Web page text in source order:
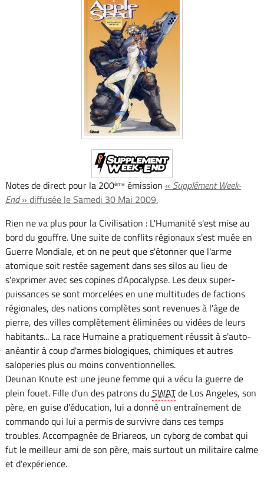
Notes de direct pour la 200èmeémission « Supplément Week-
End» diffusée le Samedi 30 Mai 2009.
Rien ne va plus pour la Civilisation : L'Humanité s'est mise au
bord du gouffre. Une suite de conflits régionaux s'est muée en
Guerre Mondiale, et on ne peut que s'étonner que l'arme
atomique soit restée sagement dans ses silos au lieu de
s'exprimer avec ses copines d'Apocalypse. Les deux super-
puissances se sont morcelées en une multitudes de factions
régionales, des nations complètes sont revenues à l'âge de
pierre, des villes complètement éliminées ou vidées de leurs
habitants... La race Humaine a pratiquement réussit à s'auto-
anéantir à coup d'armes biologiques, chimiques et autres
saloperies plus ou moins conventionnelles.
Deunan Knute est une jeune femme qui a vécu la guerre de
plein fouet. Fille d'un des patrons du SWATde Los Angeles, son
père, en guise d'éducation, lui a donné un entraînement de
commando qui lui a permis de survivre dans ces temps
troubles. Accompagnée de Briareos, un cyborg de combat qui
fut le meilleur ami de son père, mais surtout un militaire calme
et d'expérience.